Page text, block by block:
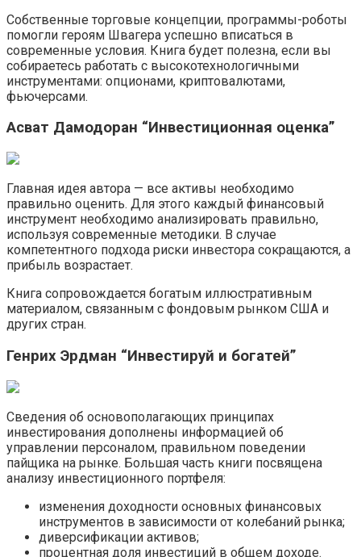
Собственные торговые концепции, программы-роботы
помогли героям Швагера успешно вписаться в
современные условия. Книга будет полезна, если вы
собираетесь работать с высокотехнологичными
инструментами: опционами, криптовалютами,
фьючерсами.
Асват Дамодоран “Инвестиционная оценка”
Главная идея автора — все активы необходимо
правильно оценить. Для этого каждый финансовый
инструмент необходимо анализировать правильно,
используя современные методики. В случае
компетентного подхода риски инвестора сокращаются, а
прибыль возрастает.
Книга сопровождается богатым иллюстративным
материалом, связанным с фондовым рынком США и
других стран.
Генрих Эрдман “Инвестируй и богатей”
Сведения об основополагающих принципах
инвестирования дополнены информацией об
управлении персоналом, правильном поведении
пайщика на рынке. Большая часть книги посвящена
анализу инвестиционного портфеля:
изменения доходности основных финансовых
инструментов в зависимости от колебаний рынка;
диверсификации активов;
процентная доля инвестиций в общем доходе.